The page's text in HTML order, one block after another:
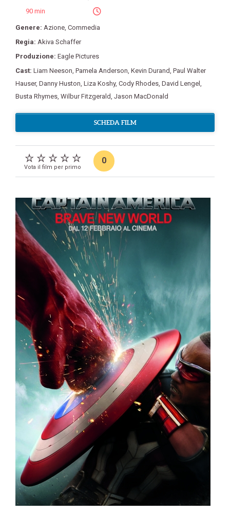
90 min
Genere: Azione, Commedia
Regia: Akiva Schaffer
Produzione: Eagle Pictures
Cast: Liam Neeson, Pamela Anderson, Kevin Durand, Paul Walter
Hauser, Danny Huston, Liza Koshy, Cody Rhodes, David Lengel ,
Busta Rhymes, Wilbur Fitzgerald, Jason MacDonald
SCHEDA FILM
Vota il film per primo
0